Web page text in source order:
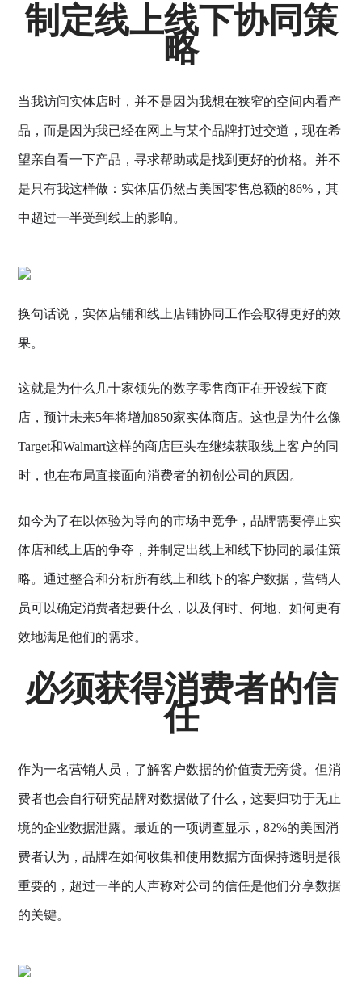
制定线上线下协同策
略
当我访问实体店时，并不是因为我想在狭窄的空间内看产
品，而是因为我已经在网上与某个品牌打过交道，现在希
望亲自看一下产品，寻求帮助或是找到更好的价格。并不
是只有我这样做：实体店仍然占美国零售总额的86%，其
中超过一半受到线上的影响。
换句话说，实体店铺和线上店铺协同工作会取得更好的效
果。
这就是为什么几十家领先的数字零售商正在开设线下商
店，预计未来5年将增加850家实体商店。这也是为什么像
Target和Walmart这样的商店巨头在继续获取线上客户的同
时，也在布局直接面向消费者的初创公司的原因。
如今为了在以体验为导向的市场中竞争，品牌需要停止实
体店和线上店的争夺，并制定出线上和线下协同的最佳策
略。通过整合和分析所有线上和线下的客户数据，营销人
员可以确定消费者想要什么，以及何时、何地、如何更有
效地满足他们的需求。
必须获得消费者的信
任
作为一名营销人员，了解客户数据的价值责无旁贷。但消
费者也会自行研究品牌对数据做了什么，这要归功于无止
境的企业数据泄露。最近的一项调查显示，82%的美国消
费者认为，品牌在如何收集和使用数据方面保持透明是很
重要的，超过一半的人声称对公司的信任是他们分享数据
的关键。